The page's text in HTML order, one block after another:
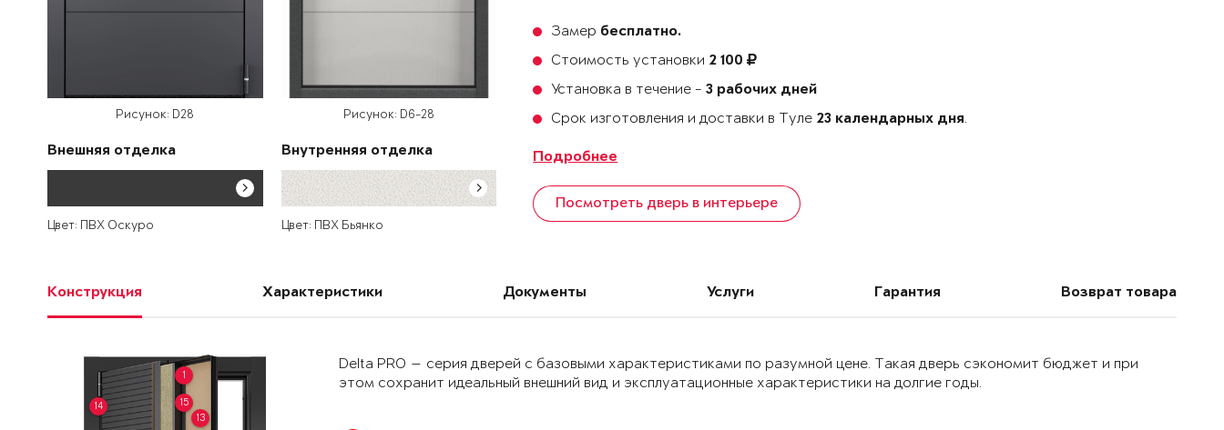
Рисунок: D28
Внешняя отделка
Цвет: ПВХ Оскуро
Рисунок: D6-28
Внутренняя отделка
Цвет: ПВХ Бьянко
Замер бесплатно.
Стоимость установки 2 100
Установка в течение -3 рабочих дней
Срок изготовления и доставки в Туле 23 календарных дня.
Подробнее
Посмотреть дверь в интерьере
Конструкция Характеристики Документы Услуги Гарантия Возврат товара
1
13
14 15
Delta PRO — серия дверей с базовыми характеристиками по разумной цене. Такая дверь сэкономит бюджет и при
этом сохранит идеальный внешний вид и эксплуатационные характеристики на долгие годы.